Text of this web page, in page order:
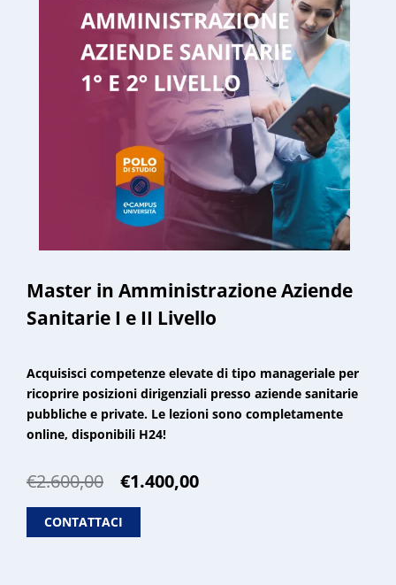
Master in Amministrazione Aziende
Sanitarie I e II Livello
Acquisisci competenze elevate di tipo manageriale per
ricoprire posizioni dirigenziali presso aziende sanitarie
pubbliche e private. Le lezioni sono completamente
online, disponibili H24!
€2.600,00
Il
originale
era:
€1.400,00Il
CONTATTACI